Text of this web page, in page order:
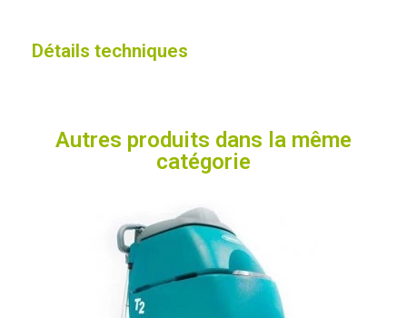
Détails techniques
Autres produits dans la même
catégorie